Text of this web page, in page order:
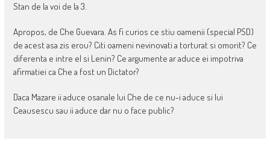
Stan de la voi de la 3.
Apropos, de Che Guevara. As fi curios ce stiu oamenii (special PSD)
de acest asa zis erou? Citi oameni nevinovati a torturat si omorit? Ce
diferenta e intre el si Lenin? Ce argumente ar aduce ei impotriva
afirmatiei ca Che a fost un Dictator?
Daca Mazare ii aduce osanale lui Che de ce nu-i aduce si lui
Ceausescu sau ii aduce dar nu o face public?